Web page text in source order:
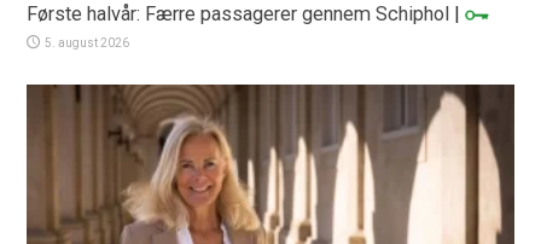
Første halvår: Færre passagerer gennem Schiphol |
5. august 2026